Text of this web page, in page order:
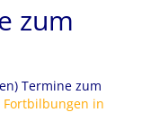
zum
Termine zum
Fortbilbungen in